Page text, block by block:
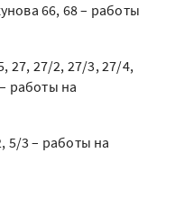
66, 68 – работы
27, 27/2, 27/3, 27/4,
работы на
5/3 – работы на